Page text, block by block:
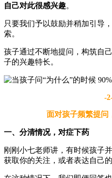
自己对此很感兴趣。
只要我们予以鼓励并稍加引导
索。
孩子通过不断地提问，构筑自
子的兴趣特长。
-
面对孩子频繁提问
一、分清情况，对症下药
刚刚小七老师讲，有时候孩子
获取你的关注，或者表达自己的